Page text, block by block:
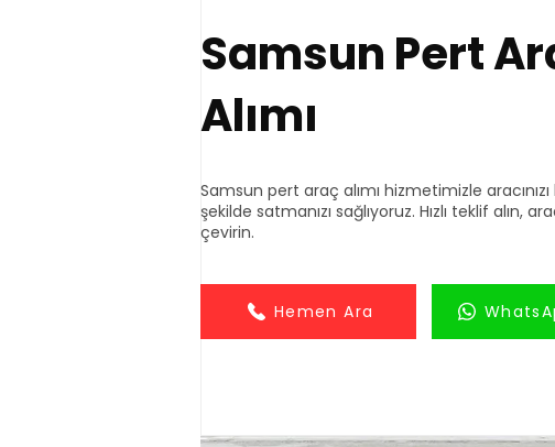
Samsun Pert
Alımı
Samsun pert araç alımı hizmetimizle
şekilde satmanızı sağlıyoruz. Hızlı teklif alın,
çevirin.
Hemen Ara